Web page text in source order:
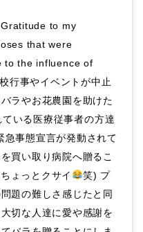
to my
that were
to the influence of
行事やイベントが中止
ラやお花農園を助けた
いる医療従事者の方達
急事態宣言が発動されて
買い取り病院へ贈るこ
ょっとクサイ
笑) プ
題の難しさ感じたと同
切な人達に愛や感謝を